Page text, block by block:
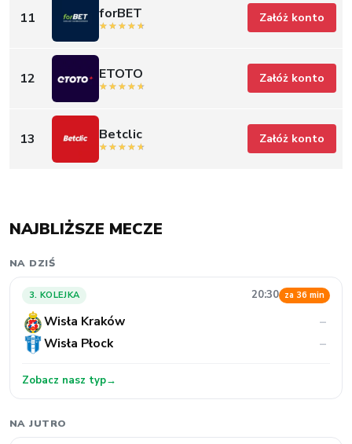
11 forBET Załóż konto
12 ETOTO Załóż konto
13 Betclic Załóż konto
NAJBLIŻSZE MECZE
NA DZIŚ
3. KOLEJKA 20:30 za 36 min
Wisła Kraków
–
Wisła Płock
–
Zobacz nasz typ→
NA JUTRO